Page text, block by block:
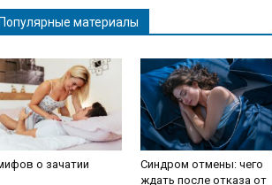
материалы
о зачатии
Синдром отмены: чего
ждать после отказа от